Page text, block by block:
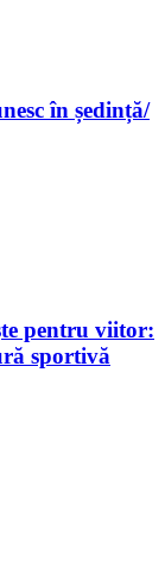
în ședință/
pentru viitor:
sportivă